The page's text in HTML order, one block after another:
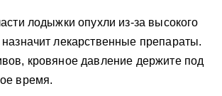
лодыжки опухли из-за высокого
лекарственные препараты.
кровяное давление держите под
время.